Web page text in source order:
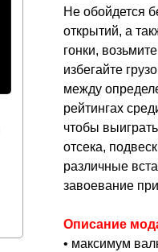
Не обойдется
открытий, а
гонки,
избегайте
между
рейтингах
чтобы
отсека,
различные
завоевание
Описание
• максимум